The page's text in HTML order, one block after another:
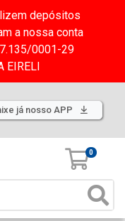
depósitos
a nossa conta
0001-29
EIRELI
já nosso APP
0